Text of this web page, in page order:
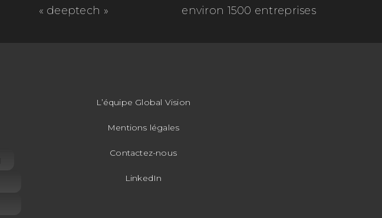
« deeptech »
environ 1500 entreprises
L’équipe Global Vision
Mentions légales
Contactez-nous
LinkedIn